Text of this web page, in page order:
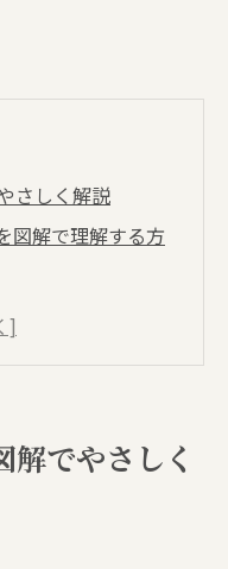
さしく解説
図解で理解する方
売買の重要ポイン
売買手順の違い
でやさしく